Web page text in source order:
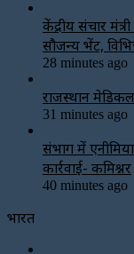
केंद्रीय संचार
सौजन्य भेंट,
28 minutes ago
राजस्थान
31 minutes ago
संभाग में
कार्रवाई- कमिश्नर
40 minutes ago
भारत